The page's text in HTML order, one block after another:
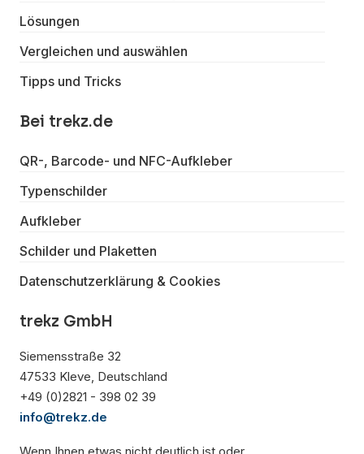
Lösungen
Vergleichen und auswählen
Tipps und Tricks
Bei trekz.de
QR-, Barcode- und NFC-Aufkleber
Typenschilder
Aufkleber
Schilder und Plaketten
Datenschutzerklärung & Cookies
trekz GmbH
Siemensstraße 32
47533 Kleve, Deutschland
+49 (0)2821 - 398 02 39
info@trekz.de